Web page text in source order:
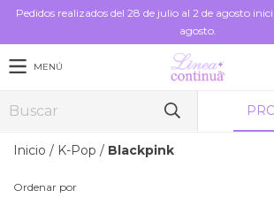
Pedidos realizados del 28 de julio al 2 de agosto
agosto.
MENÚ
Inicio / K-Pop / Blackpink
Ordenar por